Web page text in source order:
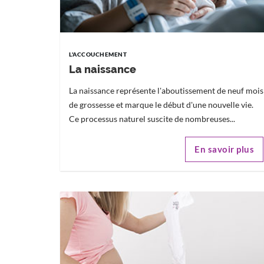
L'ACCOUCHEMENT
La naissance
La naissance représente l'aboutissement de neuf mois
de grossesse et marque le début d'une nouvelle vie.
Ce processus naturel suscite de nombreuses...
En savoir plus